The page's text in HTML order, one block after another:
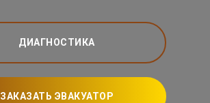
ДИАГНОСТИКА
ЗАКАЗАТЬ ЭВАКУАТОР